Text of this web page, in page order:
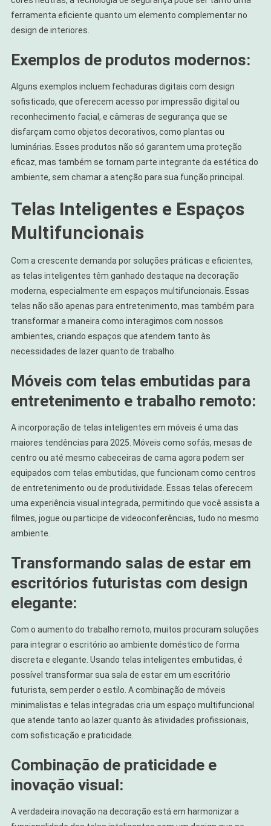
ferramenta eficiente quanto um elemento complementar no
design de interiores.
Exemplos de produtos modernos:
Alguns exemplos incluem fechaduras digitais com design
sofisticado, que oferecem acesso por impressão digital ou
reconhecimento facial, e câmeras de segurança que se
disfarçam como objetos decorativos, como plantas ou
luminárias. Esses produtos não só garantem uma proteção
eficaz, mas também se tornam parte integrante da estética do
ambiente, sem chamar a atenção para sua função principal.
Telas Inteligentes e Espaços
Multifuncionais
Com a crescente demanda por soluções práticas e eficientes,
as telas inteligentes têm ganhado destaque na decoração
moderna, especialmente em espaços multifuncionais. Essas
telas não são apenas para entretenimento, mas também para
transformar a maneira como interagimos com nossos
ambientes, criando espaços que atendem tanto às
necessidades de lazer quanto de trabalho.
Móveis com telas embutidas para
entretenimento e trabalho remoto:
A incorporação de telas inteligentes em móveis é uma das
maiores tendências para 2025. Móveis como sofás, mesas de
centro ou até mesmo cabeceiras de cama agora podem ser
equipados com telas embutidas, que funcionam como centros
de entretenimento ou de produtividade. Essas telas oferecem
uma experiência visual integrada, permitindo que você assista a
filmes, jogue ou participe de videoconferências, tudo no mesmo
ambiente.
Transformando salas de estar em
escritórios futuristas com design
elegante:
Com o aumento do trabalho remoto, muitos procuram soluções
para integrar o escritório ao ambiente doméstico de forma
discreta e elegante. Usando telas inteligentes embutidas, é
possível transformar sua sala de estar em um escritório
futurista, sem perder o estilo. A combinação de móveis
minimalistas e telas integradas cria um espaço multifuncional
que atende tanto ao lazer quanto às atividades profissionais,
com sofisticação e praticidade.
Combinação de praticidade e
inovação visual:
A verdadeira inovação na decoração está em harmonizar a